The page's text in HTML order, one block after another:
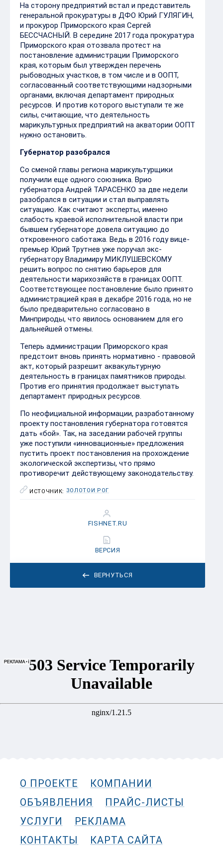
На сторону предприятий встал и представитель
генеральной прокуратуры в ДФО Юрий ГУЛЯГИН,
и прокурор Приморского края Сергей
БЕССЧАСНЫЙ. В середине 2017 года прокуратура
Приморского края отозвала протест на
постановление администрации Приморского
края, которым был утвержден перечень
рыбоводных участков, в том числе и в ООПТ,
согласованный соответствующими надзорными
органами, включая департамент природных
ресурсов. И против которого выступали те же
силы, считающие, что деятельность
марикультурных предприятий на акватории ООПТ
нужно остановить.
Губернатор разобрался
Со сменой главы региона марикультурщики
получили еще одного союзника. Врио
губернатора Андрей ТАРАСЕНКО за две недели
разобрался в ситуации и стал выправлять
ситуацию. Как считают эксперты, именно
слабость краевой исполнительной власти при
бывшем губернаторе довела ситуацию до
откровенного саботажа. Ведь в 2016 году вице-
премьер Юрий Трутнев уже поручал экс-
губернатору Владимиру МИКЛУШЕВСКОМУ
решить вопрос по снятию барьеров для
деятельности марихозяйств в границах ООПТ.
Соответствующее постановление было принято
администрацией края в декабре 2016 года, но не
было предварительно согласовано в
Минприроды, что явилось основанием для его
дальнейшей отмены.
Теперь администрации Приморского края
предстоит вновь принять нормативно - правовой
акт, который разрешит аквакультурную
деятельность в границах памятников природы.
Против его принятия продолжает выступать
департамент природных ресурсов.
По неофициальной информации, разработанному
проекту постановления губернатора готовятся
дать «бой». Так, на заседании рабочей группы
уже поступили «инновационные» предложения
пустить проект постановления на прохождение
экологической экспертизы, что прямо
противоречит действующему законодательству.
ИСТОЧНИК: ЗОЛОТОЙ РОГ
ВЕРНУТЬСЯ
FISHNET.RU
ВЕРСИЯ
О ПРОЕКТЕ
КОМПАНИИ
ОБЪЯВЛЕНИЯ
ПРАЙС-ЛИСТЫ
УСЛУГИ
РЕКЛАМА
КОНТАКТЫ
КАРТА САЙТА